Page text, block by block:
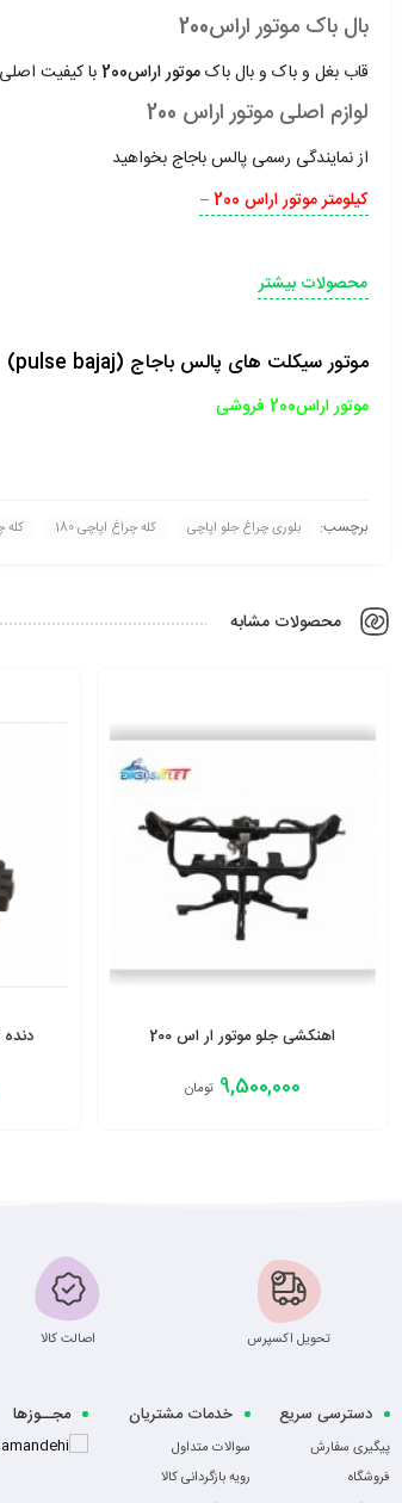
بال باک موتور اراس200
قاب بغل و باک و بال باکموتور اراس200 با کیفیت
لوازم اصلی موتور اراس 200
از نمایندگی رسمی پالس باجاج بخواهید
کیلومتر موتور اراس 200 –
محصولات بیشتر
موتور سیکلت های پالس باجاج (pulse bajaj)
موتور اراس200 فروشی
برچسب: بلوری چراغ جلو اپاچی کله چراغ اپاچی 180 کله
محصولات مشابه
اهنکشی جلو موتور ار اس 200
9,500,000 تومان
دنده
تحویل اکسپرس اصالت کالا
دسترسی سریع
پیگیری سفارش
فروشگاه
خدمات مشتریان
سوالات متداول
رویه بازگردانی کالا
مجــوزها
-